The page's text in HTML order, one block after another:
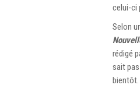
celui-ci
Selon
rédigé
sait
bientôt.